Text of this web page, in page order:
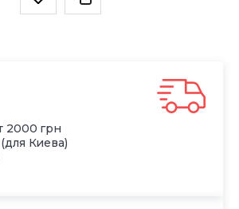
2000 грн
Киева)